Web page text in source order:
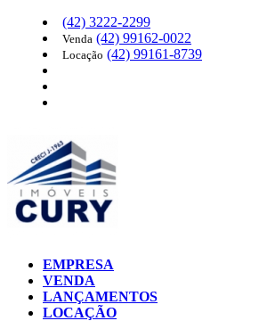
(42) 3222-2299
Venda (42) 99162-0022
Locação (42) 99161-8739
EMPRESA
VENDA
LANÇAMENTOS
LOCAÇÃO